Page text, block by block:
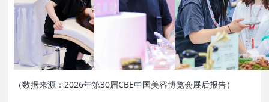
（数据来源：2026年第30届CBE中国美容博览会展后报告）